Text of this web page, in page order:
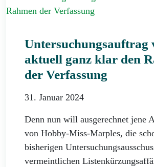
Untersuchungsauftrag
aktuell ganz klar den
der Verfassung
31. Januar 2024
Denn nun will ausgerechnet jene
von Hobby-Miss-Marples, die
bisherigen
vermeintlichen